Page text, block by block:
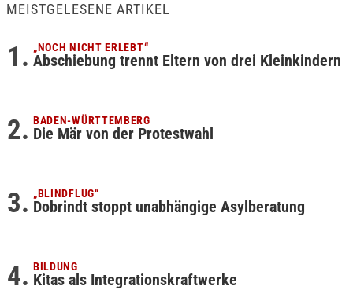
MEISTGELESENE ARTIKEL
„NOCH NICHT ERLEBT“
Abschiebung trennt Eltern von drei Kleinkindern
BADEN-WÜRTTEMBERG
Die Mär von der Protestwahl
„BLINDFLUG“
Dobrindt stoppt unabhängige Asylberatung
BILDUNG
Kitas als Integrationskraftwerke